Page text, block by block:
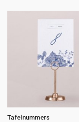
Tafelnummers